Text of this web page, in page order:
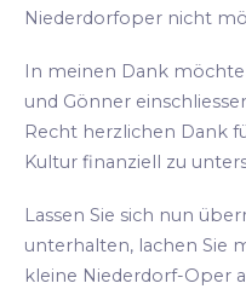
Niederdorfoper nicht
In meinen Dank
und Gönner
Recht herzlichen Dank
Kultur finanziell zu
Lassen Sie sich nun
unterhalten, lachen Sie
kleine Niederdorf-Oper